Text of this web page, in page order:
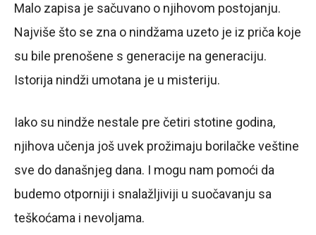
Malo zapisa je sačuvano o njihovom postojanju.
Najviše što se zna o nindžama uzeto je iz priča koje
su bile prenošene s generacije na generaciju.
Istorija nindži umotana je u misteriju.
Iako su nindže nestale pre četiri stotine godina,
njihova učenja još uvek prožimaju borilačke veštine
sve do današnjeg dana. I mogu nam pomoći da
budemo otporniji i snalažljiviji u suočavanju sa
teškoćama i nevoljama.